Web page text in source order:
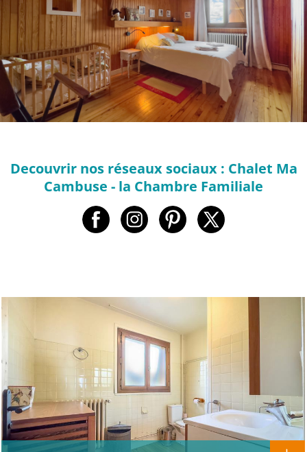
Decouvrir nos réseaux sociaux : Chalet Ma
Cambuse - la Chambre Familiale